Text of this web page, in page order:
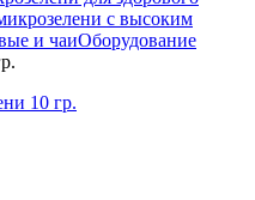
с высоким
и чаиОборудование